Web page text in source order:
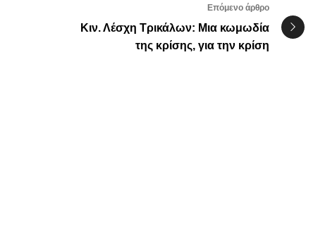
Επόμενο άρθρο
Κιν. Λέσχη Τρικάλων: Μια κωμωδία
της κρίσης, για την κρίση